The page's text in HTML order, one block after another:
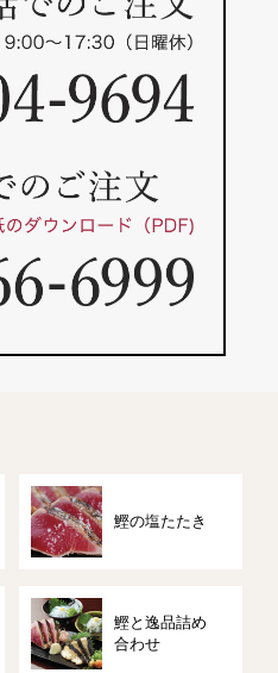
鰹の塩たたき
鰹と逸品詰め
合わせ